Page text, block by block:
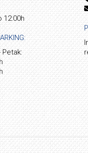
12:00h
Petak: